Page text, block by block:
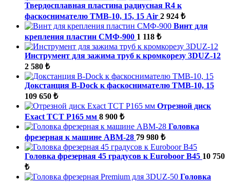
Твердосплавная пластина радиусная R4 к
фаскоснимателю ТМВ-10, 15, 15 Air 2 924 ₺
Винт для
крепления пластин СМФ-900 1 118 ₺
Инструмент для зажима труб к кромкорезу 3DUZ-12
2 580 ₺
Докстанция B-Dock к фаскоснимателю ТМВ-10, 15
109 650 ₺
Отрезной диск
Exact TCT P165 мм 8 900 ₺
Головка
фрезерная к машине ABM-28 79 980 ₺
Головка фрезерная 45 градусов к Euroboor B45 10 750
₺
Головка